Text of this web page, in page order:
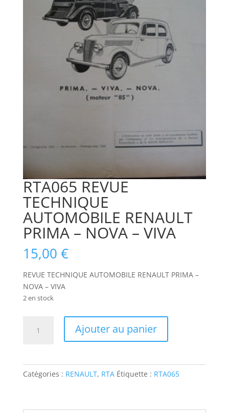
RTA065 REVUE
TECHNIQUE
AUTOMOBILE RENAULT
PRIMA – NOVA – VIVA
15,00 €
REVUE TECHNIQUE AUTOMOBILE RENAULT PRIMA –
NOVA – VIVA
2 en stock
TECHNIQUE
AUTOMOBILE
Ajouter au panier
Catégories : RENAULT, RTA Étiquette : RTA065